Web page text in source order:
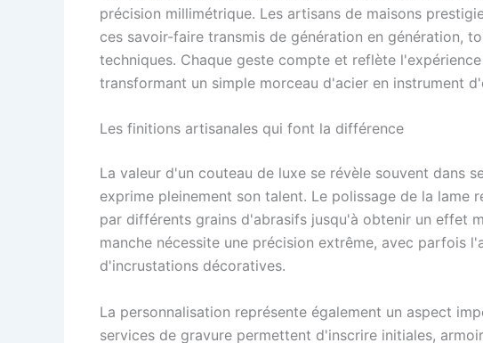
précision millimétrique. Les artisans de maisons
ces savoir-faire transmis de génération en génération,
techniques. Chaque geste compte et reflète
transformant un simple morceau d'acier en instrument
Les finitions artisanales qui font la différence
La valeur d'un couteau de luxe se révèle souvent dans
exprime pleinement son talent. Le polissage de la lame
par différents grains d'abrasifs jusqu'à obtenir un effet
manche nécessite une précision extrême, avec parfois
d'incrustations décoratives.
La personnalisation représente également un aspect
services de gravure permettent d'inscrire initiales,